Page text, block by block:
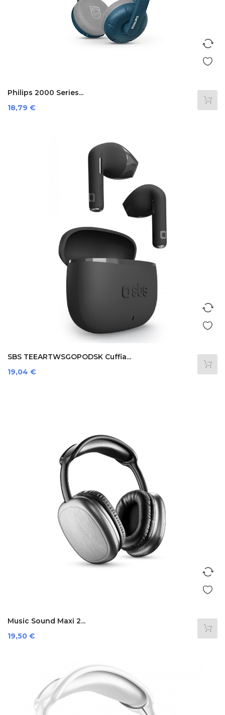
Philips 2000 Series...
Prezzo
18,79 €
SBS TEEARTWSGOPODSK Cuffia...
Prezzo
19,04 €
Music Sound Maxi 2...
Prezzo
19,50 €